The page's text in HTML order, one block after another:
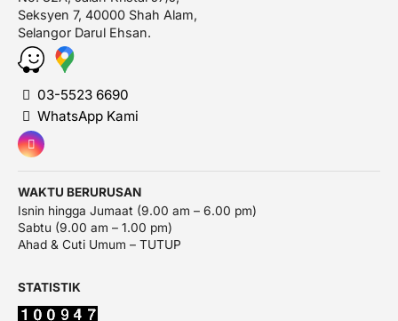
Seksyen 7, 40000 Shah Alam,
Selangor Darul Ehsan.
03-5523 6690
WhatsApp Kami
WAKTU BERURUSAN
Isnin hingga Jumaat (9.00 am – 6.00 pm)
Sabtu (9.00 am – 1.00 pm)
Ahad & Cuti Umum – TUTUP
STATISTIK